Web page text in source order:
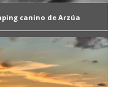
canino de Arzúa